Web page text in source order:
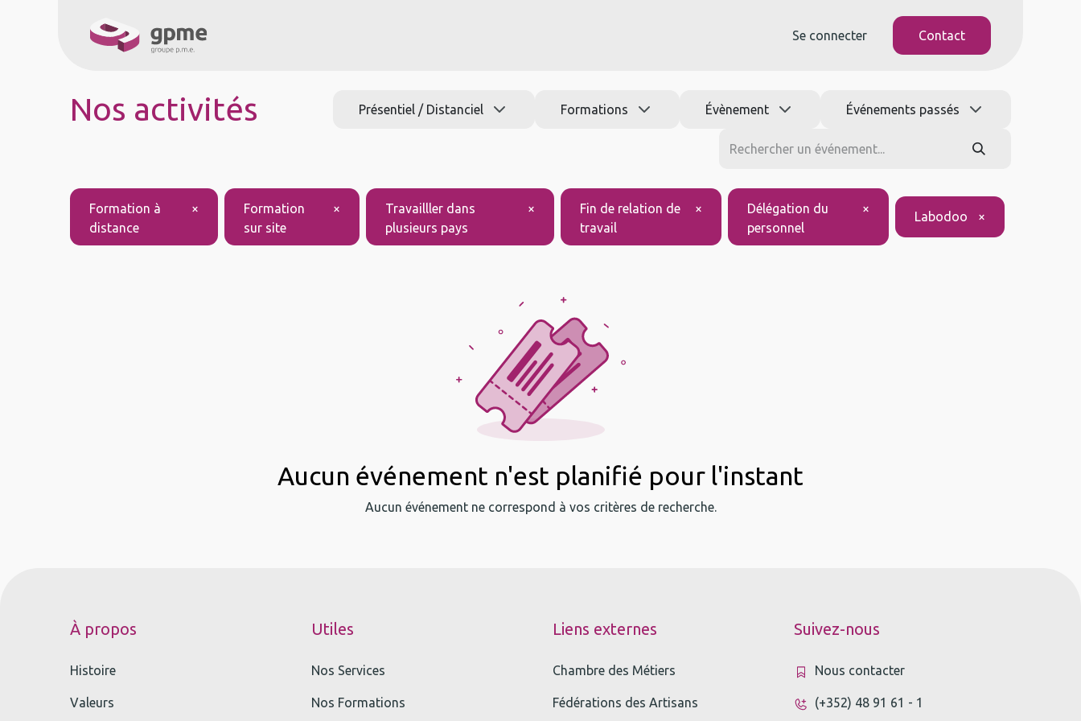
Se connecter Contact
Nos activités Présentiel / Distanciel Formations Évènement Événements passés
Formation à
distance
×
Formation
sur site
×
Travailller dans
plusieurs pays
×
Fin de relation de
travail
×
Délégation du
personnel
×
Labodoo ×
Aucun événement n'est planifié pour l'instant
Aucun événement ne correspond à vos critères de recherche.
À propos
Histoire
Valeurs
Utiles
Nos Services
Nos Formations
Liens externes
Chambre des Métiers
Fédérations des Artisans
Suivez-nous
Nous contacter
(+352) 48 91 61 - 1